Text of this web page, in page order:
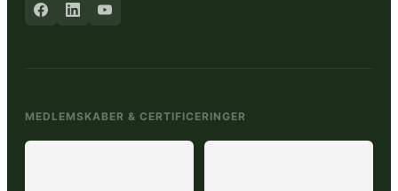
MEDLEMSKABER & CERTIFICERINGER